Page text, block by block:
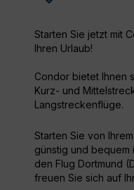
Starten Sie jetzt mit
Ihren Urlaub!
Condor bietet Ihnen
Kurz- und
Langstreckenflüge.
Starten Sie von
günstig und bequem
den Flug Dortmund
freuen Sie sich auf